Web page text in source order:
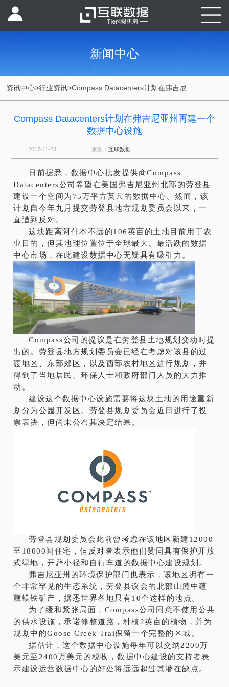
新闻中心
资讯中心>行业资讯>Compass Datacenters计划在弗吉尼...
Compass Datacenters计划在弗吉尼亚州再建一个
数据中心设施
2017-11-23 来源： 互联数据
日前据悉， 数据中心批发提供商Compass
Datacenters公司希望在美国弗吉尼亚州北部的劳登县
建设一个空间为75万平方英尺的数据中心。然而，该
计划自今年九月提交劳登县地方规划委员会以来，一
直遭到反对。
这块距离阿什本不远的106英亩的土地目前用于农
业目的，但其地理位置位于全球最大、最活跃的数据
中心市场，在此建设数据中心无疑具有吸引力。
Compass公司的提议是在劳登县土地规划变动时提
出的。劳登县地方规划委员会已经在考虑对该县的过
渡地区、东部郊区，以及西部农村地区进行规划，并
得到了当地居民、环保人士和政府部门人员的大力推
动。
建设这个数据中心设施需要将这块土地的用途重新
划分为公园开发区。劳登县规划委员会近日进行了投
票表决，但尚未公布其决定结果。
劳登县规划委员会此前曾考虑在该地区新建12000
至18000间住宅，但反对者表示他们赞同具有保护开放
式绿地，开辟小径和自行车道的数据中心建设规划。
弗吉尼亚州的环境保护部门也表示，该地区拥有一
个非常罕见的生态系统，劳登县议会的北部山麓中蕴
藏镁铁矿产，据悉世界各地只有10个这样的地点。
为了缓和紧张局面，Compass公司同意不使用公共
的供水设施，承诺修整道路，种植2英亩的植物，并为
规划中的Goose Creek Trai保留一个完整的区域。
据估计，这个数据中心设施每年可以交纳2200万
美元至2400万美元的税收，数据中心建设的支持者表
示建设运营数据中心的好处将远远超过其潜在缺点。